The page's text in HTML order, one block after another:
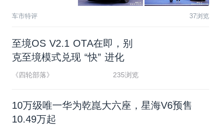
车市特评 37浏览
至境OS V2.1 OTA在即 ， 别
克至境模式兑现 “快” 进化
《四轮部落》 235浏览
10万级唯一华为乾崑大六座，星海V6预售
10.49万起